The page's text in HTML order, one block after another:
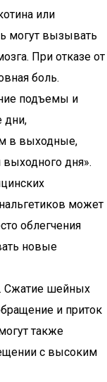
или
могут вызывать
При отказе от
боль.
подъемы и
дни,
в выходные,
дня».
может
облегчения
новые
Сжатие шейных
и приток
также
с высоким